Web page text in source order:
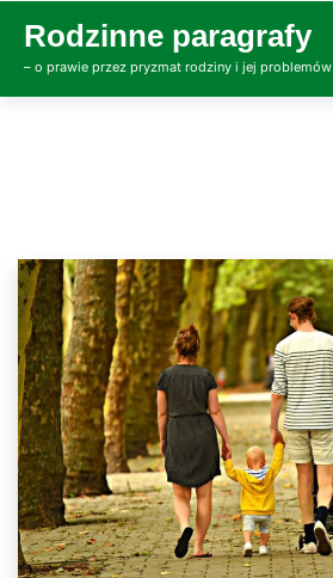
content
Rodzinne paragrafy
– o prawie przez pryzmat rodziny i jej problemów